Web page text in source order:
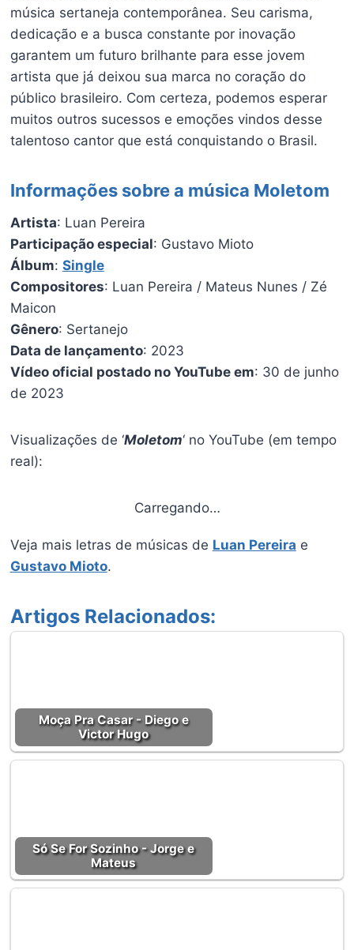
música sertaneja contemporânea. Seu carisma,
dedicação e a busca constante por inovação
garantem um futuro brilhante para esse jovem
artista que já deixou sua marca no coração do
público brasileiro. Com certeza, podemos esperar
muitos outros sucessos e emoções vindos desse
talentoso cantor que está conquistando o Brasil.
Informações sobre a música Moletom
Artista: Luan Pereira
Participação especial: Gustavo Mioto
Álbum: Single
Compositores: Luan Pereira / Mateus Nunes / Zé
Maicon
Gênero: Sertanejo
Data de lançamento: 2023
Vídeo oficial postado no YouTube em: 30 de junho
de 2023
Visualizações de ‘Moletom‘ no YouTube (em tempo
real):
Carregando…
Veja mais letras de músicas de Luan Pereira e
Gustavo Mioto.
Artigos Relacionados:
Moça Pra Casar - Diego e
Victor Hugo
Só Se For Sozinho - Jorge e
Mateus